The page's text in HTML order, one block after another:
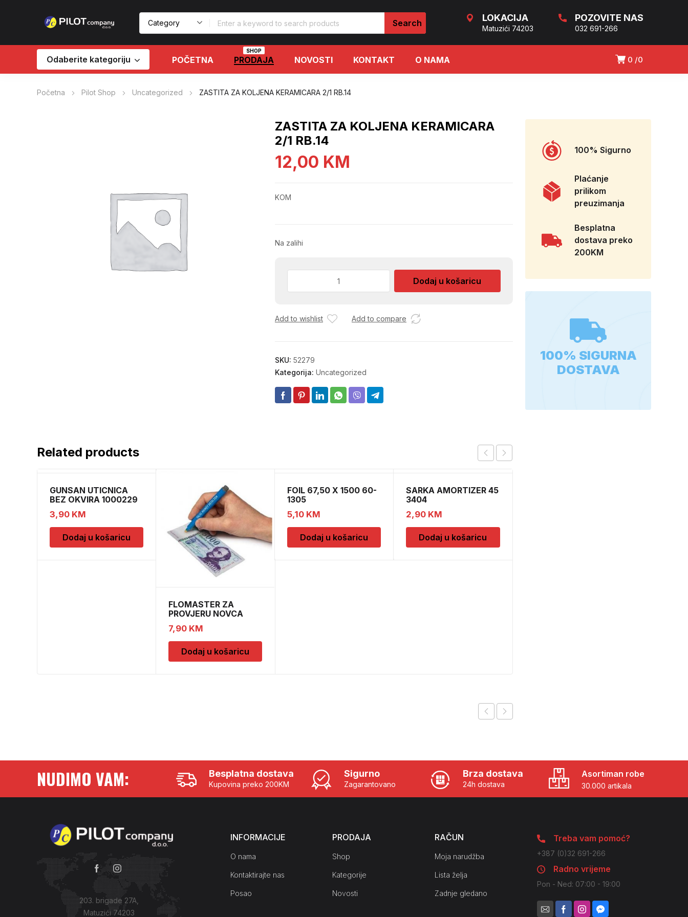
LOKACIJA
Matuzići 74203
POZOVITE NAS
032 691-266
0 0
Odaberite kategoriju POČETNA PRODAJA
SHOP
NOVOSTI KONTAKT O NAMA
Početna Pilot Shop Uncategorized ZASTITA ZA KOLJENA KERAMICARA 2/1 RB.14
ZASTITA ZA KOLJENA KERAMICARA
2/1 RB.14
12,00 KM
KOM
Na zalihi
2/1
Dodaj u košaricu
Add to wishlist Add to compare
SKU: 52279
Kategorija: Uncategorized
Related products
GUNSAN UTICNICA
BEZ OKVIRA 1000229
3,90 KM
Dodaj u košaricu
FLOMASTER ZA
PROVJERU NOVCA
SAFESCAN 30
7,90 KM
Dodaj u košaricu
FOIL 67,50 X 1500 60-
1305
5,10 KM
Dodaj u košaricu
SARKA AMORTIZER 45
3404
2,90 KM
Dodaj u košaricu
100% Sigurno
Plaćanje
prilikom
preuzimanja
Besplatna
dostava preko
200KM
100% SIGURNA
DOSTAVA
NUDIMO VAM: Besplatna dostava
Kupovina preko 200KM
Sigurno
Zagarantovano
Brza dostava
24h dostava
Asortiman robe
30.000 artikala
203. brigade 27A,
Matuzići 74203
INFORMACIJE
O nama
Kontaktirajte nas
Posao
PRODAJA
Shop
Kategorije
Novosti
RAČUN
Moja narudžba
Lista želja
Zadnje gledano
Treba vam pomoć?
+387 (0)32 691-266
Radno vrijeme
Pon - Ned: 07:00 - 19:00